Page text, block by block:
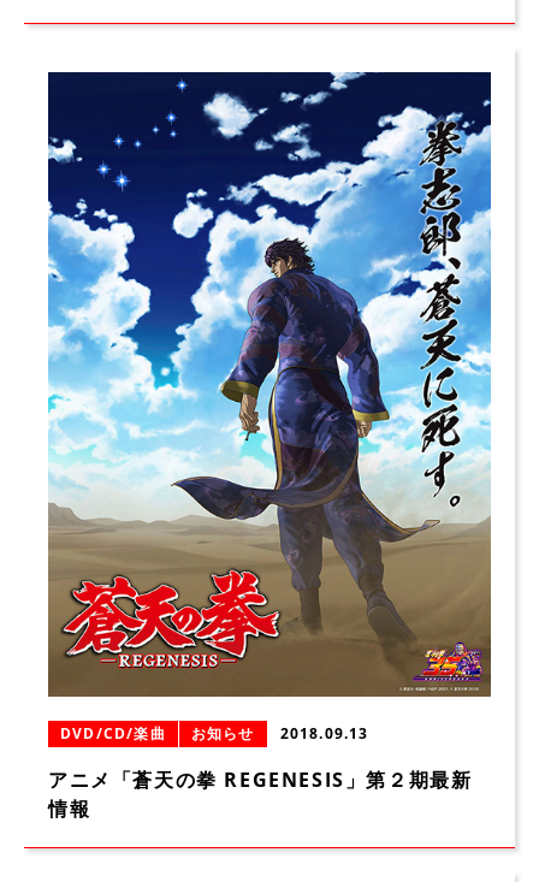
DVD/CD/楽曲 お知らせ 2018.09.13
アニメ「蒼天の拳 REGENESIS」第２期最新
情報